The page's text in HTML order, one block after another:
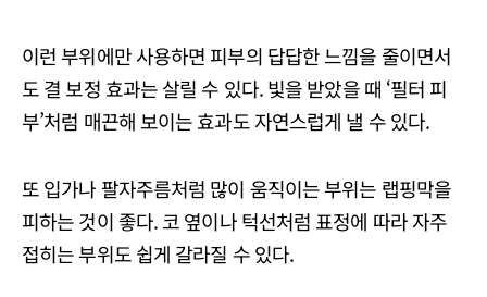
이런 부위에만 사용하면 피부의 답답한 느낌을 줄이면서
도 결 보정 효과는 살릴 수 있다. 빛을 받았을 때 ‘필터 피
부’처럼 매끈해 보이는 효과도 자연스럽게 낼 수 있다.
또 입가나 팔자주름처럼 많이 움직이는 부위는 랩핑막을
피하는 것이 좋다. 코 옆이나 턱선처럼 표정에 따라 자주
접히는 부위도 쉽게 갈라질 수 있다.